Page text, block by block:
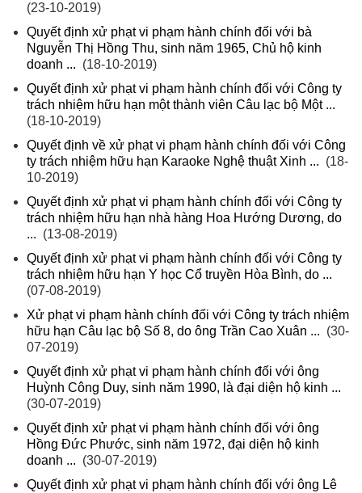
(23-10-2019)
Quyết định xử phạt vi phạm hành chính đối với bà
Nguyễn Thị Hồng Thu, sinh năm 1965, Chủ hộ kinh
doanh ... (18-10-2019)
Quyết định xử phạt vi phạm hành chính đối với Công ty
trách nhiệm hữu hạn một thành viên Câu lạc bộ Một ...
(18-10-2019)
Quyết định về xử phạt vi phạm hành chính đối với Công
ty trách nhiệm hữu hạn Karaoke Nghệ thuật Xinh ... (18-
10-2019)
Quyết định xử phạt vi phạm hành chính đối với Công ty
trách nhiệm hữu hạn nhà hàng Hoa Hướng Dương, do
... (13-08-2019)
Quyết định xử phạt vi phạm hành chính đối với Công ty
trách nhiệm hữu hạn Y học Cổ truyền Hòa Bình, do ...
(07-08-2019)
Xử phạt vi phạm hành chính đối với Công ty trách nhiệm
hữu hạn Câu lạc bộ Số 8, do ông Trần Cao Xuân ... (30-
07-2019)
Quyết định xử phạt vi phạm hành chính đối với ông
Huỳnh Công Duy, sinh năm 1990, là đại diện hộ kinh ...
(30-07-2019)
Quyết định xử phạt vi phạm hành chính đối với ông
Hồng Đức Phước, sinh năm 1972, đại diện hộ kinh
doanh ... (30-07-2019)
Quyết định xử phạt vi phạm hành chính đối với ông Lê